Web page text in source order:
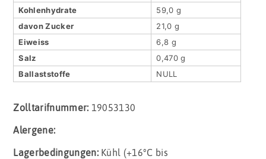
Kohlenhydrate
59,0 g
davon Zucker
21,0 g
Eiweiss
6,8 g
Salz
0,470 g
Ballaststoffe
NULL
Zolltarifnummer: 19053130
Alergene:
Lagerbedingungen: Kühl (+16°C bis